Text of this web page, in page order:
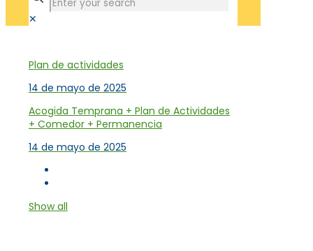
✕
Plan de actividades
14 de mayo de 2025
Acogida Temprana + Plan de Actividades
+ Comedor + Permanencia
14 de mayo de 2025
Show all